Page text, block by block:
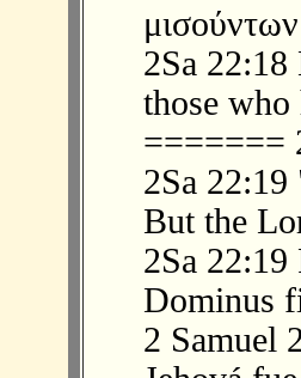
2Sa
those
=======
2Sa
But the
2Sa
Dominus
2 Samuel